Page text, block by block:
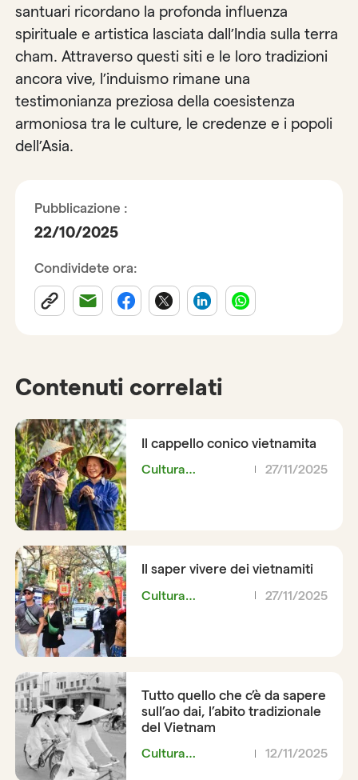
santuari ricordano la profonda influenza
spirituale e artistica lasciata dall’India sulla terra
cham. Attraverso questi siti e le loro tradizioni
ancora vive, l’induismo rimane una
testimonianza preziosa della coesistenza
armoniosa tra le culture, le credenze e i popoli
dell’Asia.
Pubblicazione :
22/10/2025
Condividete ora:
Contenuti correlati
Il cappello conico vietnamita
Cultura
27/11/2025
Il saper vivere dei vietnamiti
Cultura
27/11/2025
Tutto quello che c’è da sapere
sull’ao dai, l’abito tradizionale
del Vietnam
Cultura
12/11/2025